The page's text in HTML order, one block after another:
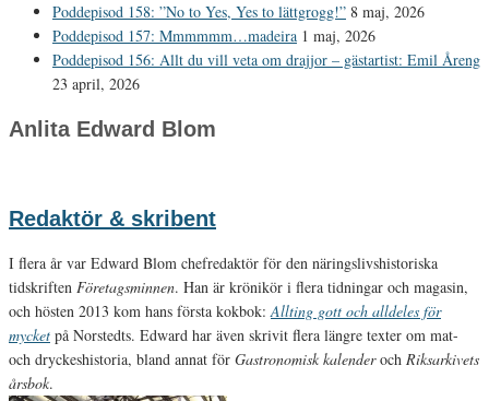
Poddepisod 158: ”No to Yes, Yes to lättgrogg!” 8 maj, 2026
Poddepisod 157: Mmmmmm…madeira 1 maj, 2026
Poddepisod 156: Allt du vill veta om drajjor – gästartist: Emil Åreng
23 april, 2026
Anlita Edward Blom
Redaktör & skribent
I flera år var Edward Blom chefredaktör för den näringslivshistoriska
tidskriften Företagsminnen. Han är krönikör i flera tidningar och magasin,
och hösten 2013 kom hans första kokbok:Allting gott och alldeles för
mycket på Norstedts. Edward har även skrivit flera längre texter om mat-
och dryckeshistoria, bland annat för Gastronomisk kalenderoch Riksarkivets
årsbok.